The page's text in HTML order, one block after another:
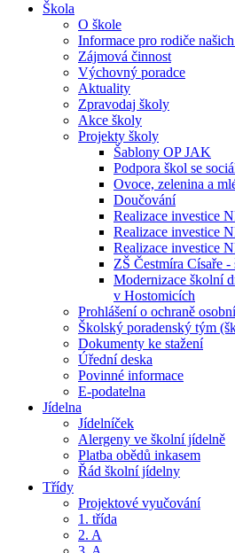
Škola
O škole
Informace pro rodiče
Zájmová činnost
Výchovný poradce
Aktuality
Zpravodaj školy
Akce školy
Projekty školy
Šablony OP JAK
Podpora škol se
Ovoce, zelenina a
Doučování
Realizace investice
Realizace investice
Realizace investice
ZŠ Čestmíra Císaře
Modernizace školní
v Hostomicích
Prohlášení o ochraně
Školský poradenský tým
Dokumenty ke stažení
Úřední deska
Povinné informace
E-podatelna
Jídelna
Jídelníček
Alergeny ve školní jídelně
Platba obědů inkasem
Řád školní jídelny
Třídy
Projektové vyučování
1. třída
2. A